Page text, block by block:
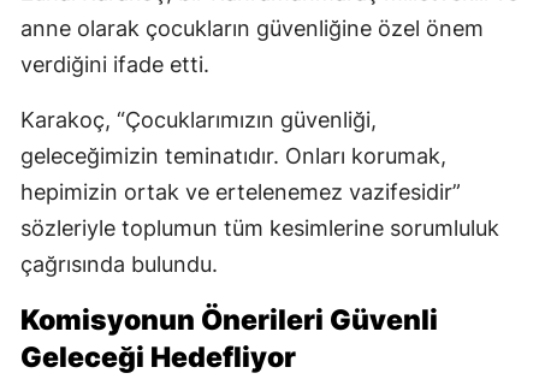
anne olarak çocukların güvenliğine özel önem
verdiğini ifade etti.
Karakoç, “Çocuklarımızın güvenliği,
geleceğimizin teminatıdır. Onları korumak,
hepimizin ortak ve ertelenemez vazifesidir”
sözleriyle toplumun tüm kesimlerine sorumluluk
çağrısında bulundu.
Komisyonun Önerileri Güvenli
Geleceği Hedefliyor